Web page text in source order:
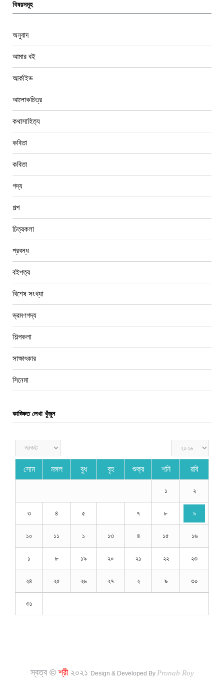
বিষয়সমূহ
অনুবাদ
আমার বই
আর্কাইভ
আলোকচিত্র
কথাসাহিত্য
কবিতা
কবিতা
গদ্য
গল্প
চিত্রকলা
প্রবন্ধ
বইপত্র
বিশেষ সংখ্যা
ভ্রমণগদ্য
শিল্পকলা
সাক্ষাৎকার
সিনেমা
কাঙ্ক্ষিত লেখা খুঁজুন
সোম মঙ্গল বুধ বৃহ শুক্র শনি রবি
১ ২
৩ ৪ ৫ ৭ ৮ ৯
১০ ১১ ১ ১৩ ৪ ১৫ ১৬
১ ৮ ১৯ ২০ ২১ ২২ ২৩
২৪ ২৫ ২৬ ২৭ ২ ৯ ৩০
৩১
স্বত্ব ©শ্রী ২০২১ Design & Developed By Pronab Roy